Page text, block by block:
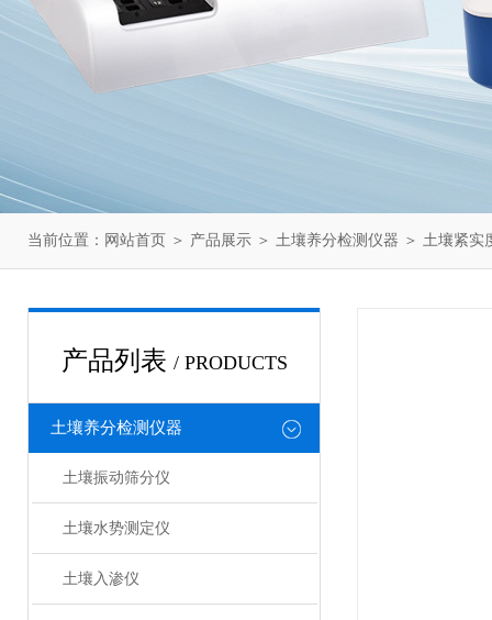
当前位置： 网站首页 ＞ 产品展示 ＞ 土壤养分检测仪器 ＞ 土壤紧实
产品列表 / PRODUCTS
土壤养分检测仪器
土壤振动筛分仪
土壤水势测定仪
土壤入渗仪